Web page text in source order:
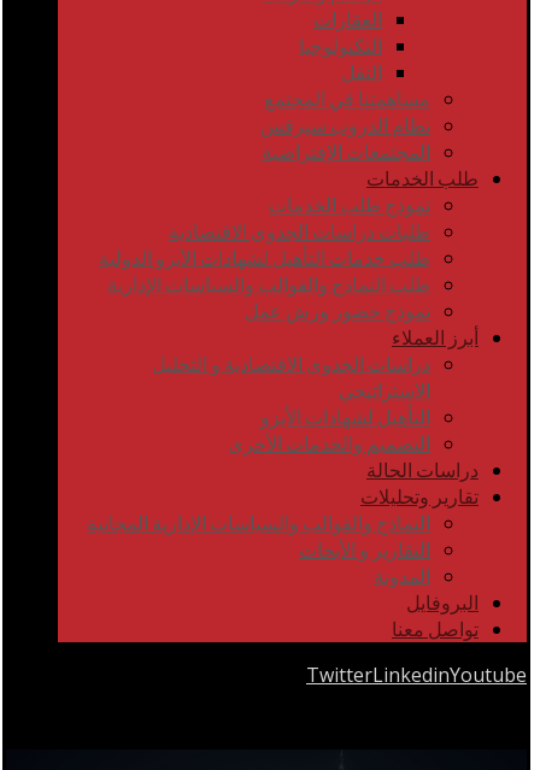
العقارات
التكنولوجيا
النقل
مساهمتنا في المجتمع
نظام الدروب سيرفس
المجتمعات الإفتراضية
طلب الخدمات
نموذج طلب الخدمات
طلبات دراسات الجدوى الاقتصادية
طلب خدمات التأهيل لشهادات الأيزو الدولية
طلب النماذج والقوالب والسياسات الإدارية
نموذج حضور ورش عمل
أبرز العملاء
دراسات الجدوى الاقتصادية و التحليل
الاستراتيجي
التأهيل لشهادات الأيزو
التصميم والخدمات الأخرى
دراسات الحالة
تقارير وتحليلات
النماذج والقوالب والسياسات الإدارية المجانية
التقارير و الأبحاث
المدونة
البروفايل
تواصل معنا
TwitterLinkedinYoutube